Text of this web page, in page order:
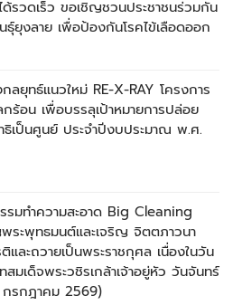
รวดเร็ว ขอเชิญชวนประชาชนร่วมกัน
ธุ์ยุงลาย เพื่อป้องกันโรคไข้เลือดออก
ลยุทธ์แนวใหม่ RE-X-RAY โครงการ
ร้อน เพื่อบรรลุเป้าหมายการปล่อย
ธิเป็นศูนย์ ประจำปีงบประมาณ พ.ศ.
รมทำความสะอาด Big Cleaning
ระพุทธมนต์และเจริญ จิตตภาวนา
และถวายเป็นพระราชกุศล เนื่องในวัน
มเด็จพระวชิรเกล้าเจ้าอยู่หัว วันจันทร์
รกฎาคม 2569)